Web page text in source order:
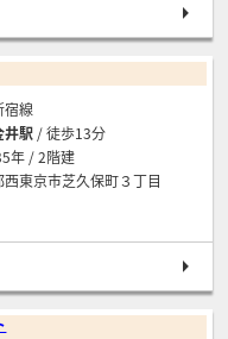
宿線
井駅 / 徒歩13分
年 / 2階建
西東京市芝久保町３丁目